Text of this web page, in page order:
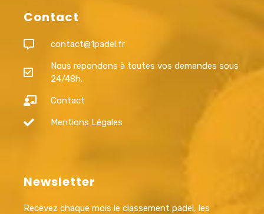
Contact
contact@1padel.fr
Nous repondons à toutes vos demandes sous
24/48h.
Contact
Mentions Légales
Newsletter
Recevez chaque mois le classement padel, les